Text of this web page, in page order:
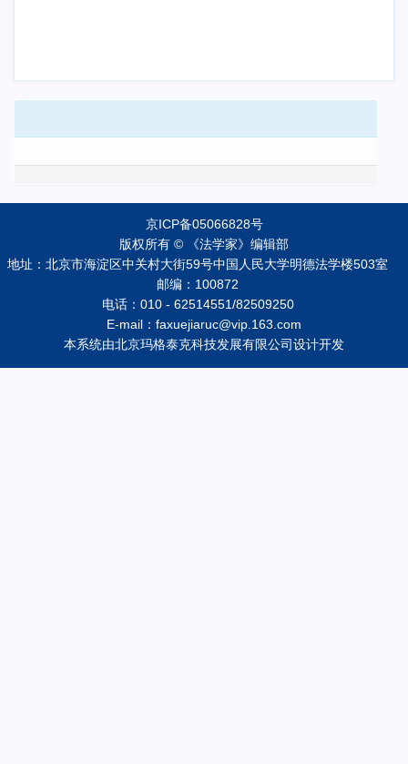
京ICP备05066828号
版权所有 © 《法学家》编辑部
地址：北京市海淀区中关村大街59号中国人民大学明德法学楼503室
邮编：100872
电话：010 - 62514551/82509250
E-mail：faxuejiaruc@vip.163.com
本系统由北京玛格泰克科技发展有限公司设计开发